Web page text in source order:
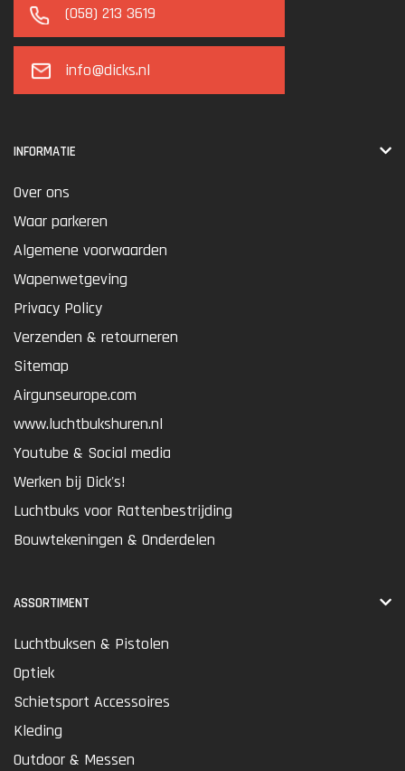
(058) 213 3619
info@dicks.nl
INFORMATIE
Over ons
Waar parkeren
Algemene voorwaarden
Wapenwetgeving
Privacy Policy
Verzenden & retourneren
Sitemap
Airgunseurope.com
www.luchtbukshuren.nl
Youtube & Social media
Werken bij Dick's!
Luchtbuks voor Rattenbestrijding
Bouwtekeningen & Onderdelen
ASSORTIMENT
Luchtbuksen & Pistolen
Optiek
Schietsport Accessoires
Kleding
Outdoor & Messen